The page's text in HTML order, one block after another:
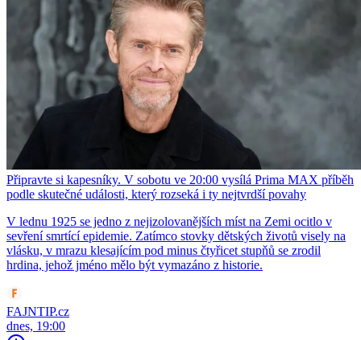
Připravte si kapesníky. V sobotu ve 20:00 vysílá Prima MAX příběh
podle skutečné události, který rozseká i ty nejtvrdší povahy
V lednu 1925 se jedno z nejizolovanějších míst na Zemi ocitlo v
sevření smrtící epidemie. Zatímco stovky dětských životů visely na
vlásku, v mrazu klesajícím pod minus čtyřicet stupňů se zrodil
hrdina, jehož jméno mělo být vymazáno z historie.
FAJNTIP.cz
dnes, 19:00